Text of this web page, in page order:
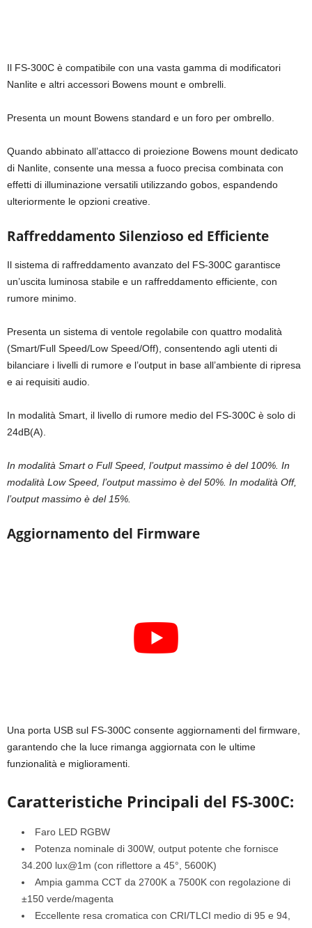
Il FS-300C è compatibile con una vasta gamma di modificatori
Nanlite e altri accessori Bowens mount e ombrelli.
Presenta un mount Bowens standard e un foro per ombrello.
Quando abbinato all’attacco di proiezione Bowens mount dedicato
di Nanlite, consente una messa a fuoco precisa combinata con
effetti di illuminazione versatili utilizzando gobos, espandendo
ulteriormente le opzioni creative.
Raffreddamento Silenzioso ed Efficiente
Il sistema di raffreddamento avanzato del FS-300C garantisce
un’uscita luminosa stabile e un raffreddamento efficiente, con
rumore minimo.
Presenta un sistema di ventole regolabile con quattro modalità
(Smart/Full Speed/Low Speed/Off), consentendo agli utenti di
bilanciare i livelli di rumore e l’output in base all’ambiente di ripresa
e ai requisiti audio.
In modalità Smart, il livello di rumore medio del FS-300C è solo di
24dB(A).
In modalità Smart o Full Speed, l’output massimo è del 100%. In
modalità Low Speed, l’output massimo è del 50%. In modalità Off,
l’output massimo è del 15%.
Aggiornamento del Firmware
Una porta USB sul FS-300C consente aggiornamenti del firmware,
garantendo che la luce rimanga aggiornata con le ultime
funzionalità e miglioramenti.
Caratteristiche Principali del FS-300C:
Faro LED RGBW
Potenza nominale di 300W, output potente che fornisce
34.200 lux@1m (con riflettore a 45°, 5600K)
Ampia gamma CCT da 2700K a 7500K con regolazione di
±150 verde/magenta
Eccellente resa cromatica con CRI/TLCI medio di 95 e 94,